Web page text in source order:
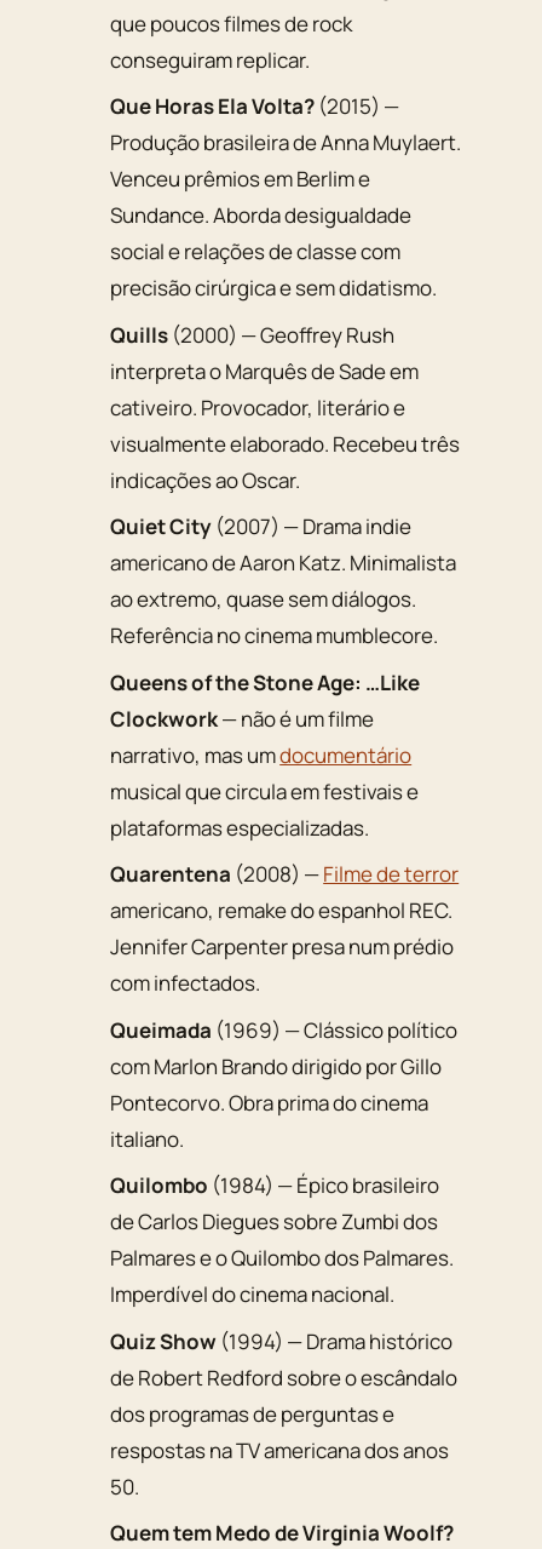
que poucos filmes de rock
conseguiram replicar.
Que Horas Ela Volta? (2015) —
Produção brasileira de Anna Muylaert.
Venceu prêmios em Berlim e
Sundance. Aborda desigualdade
social e relações de classe com
precisão cirúrgica e sem didatismo.
Quills (2000) — Geoffrey Rush
interpreta o Marquês de Sade em
cativeiro. Provocador, literário e
visualmente elaborado. Recebeu três
indicações ao Oscar.
Quiet City (2007) — Drama indie
americano de Aaron Katz. Minimalista
ao extremo, quase sem diálogos.
Referência no cinema mumblecore.
Queens of the Stone Age: …Like
Clockwork— não é um filme
narrativo, mas umdocumentário
musical que circula em festivais e
plataformas especializadas.
Quarentena (2008) —Filme de terror
americano, remake do espanhol REC.
Jennifer Carpenter presa num prédio
com infectados.
Queimada (1969) — Clássico político
com Marlon Brando dirigido por Gillo
Pontecorvo. Obra prima do cinema
italiano.
Quilombo (1984) — Épico brasileiro
de Carlos Diegues sobre Zumbi dos
Palmares e o Quilombo dos Palmares.
Imperdível do cinema nacional.
Quiz Show (1994) — Drama histórico
de Robert Redford sobre o escândalo
dos programas de perguntas e
respostas na TV americana dos anos
50.
Quem tem Medo de Virginia Woolf?